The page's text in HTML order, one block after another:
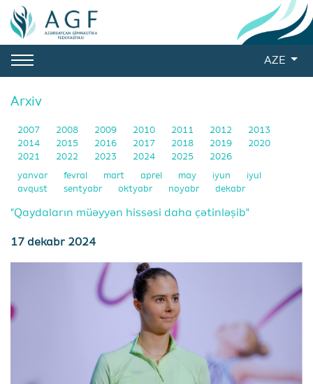
AZE
Arxiv
2007 2008 2009 2010 2011 2012
2013
2014
2015 2016 2017 2018 2019
2020
2021
2022 2023 2024 2025 2026
yanvar fevral mart aprel may iyun
iyul
avqust
sentyabr oktyabr noyabr dekabr
"Qaydaların müəyyən hissəsi daha çətinləşib"
17 dekabr 2024